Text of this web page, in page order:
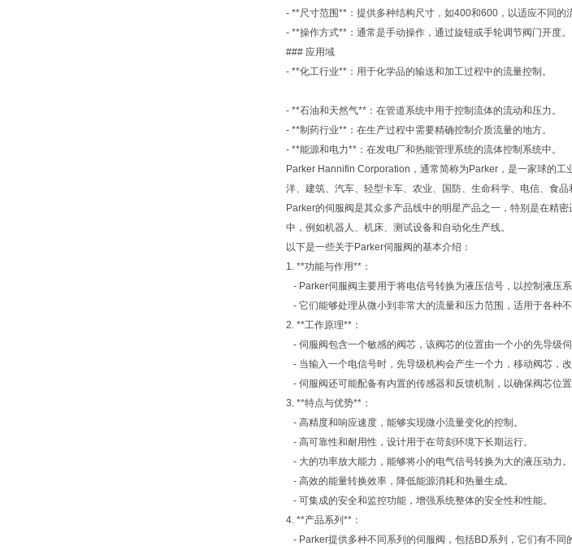
- **尺寸范围**：提供多种结构尺寸，如400和600，以适应不同的
- **操作方式**：通常是手动操作，通过旋钮或手轮调节阀门开度。
### 应用域
- **化工行业**：用于化学品的输送和加工过程中的流量控制。
- **石油和天然气**：在管道系统中用于控制流体的流动和压力。
- **制药行业**：在生产过程中需要精确控制介质流量的地方。
- **能源和电力**：在发电厂和热能管理系统的流体控制系统中。
Parker Hannifin Corporation，通常简称为Parker，是一家球的
洋、建筑、汽车、轻型卡车、农业、国防、生命科学、电信、食品
Parker的伺服阀是其众多产品线中的明星产品之一，特别是在精
中，例如机器人、机床、测试设备和自动化生产线。
以下是一些关于Parker伺服阀的基本介绍：
1. **功能与作用**：
- Parker伺服阀主要用于将电信号转换为液压信号，以控制液压
- 它们能够处理从微小到非常大的流量和压力范围，适用于各种不
2. **工作原理**：
- 伺服阀包含一个敏感的阀芯，该阀芯的位置由一个小的先导级
- 当输入一个电信号时，先导级机构会产生一个力，移动阀芯，
- 伺服阀还可能配备有内置的传感器和反馈机制，以确保阀芯位
3. **特点与优势**：
- 高精度和响应速度，能够实现微小流量变化的控制。
- 高可靠性和耐用性，设计用于在苛刻环境下长期运行。
- 大的功率放大能力，能够将小的电气信号转换为大的液压动力。
- 高效的能量转换效率，降低能源消耗和热量生成。
- 可集成的安全和监控功能，增强系统整体的安全性和性能。
4. **产品系列**：
- Parker提供多种不同系列的伺服阀，包括BD系列，它们有不同